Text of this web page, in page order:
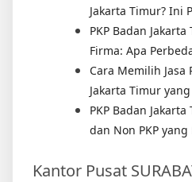
Jakarta Timur? Ini
PKP Badan
Firma: Apa
Cara Memilih Jasa
Jakarta Timur
PKP Badan
dan Non PKP
Kantor Pusat